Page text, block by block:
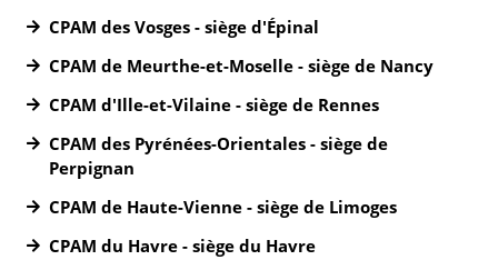
CPAM des Vosges - siège d'Épinal
CPAM de Meurthe-et-Moselle - siège de Nancy
CPAM d'Ille-et-Vilaine - siège de Rennes
CPAM des Pyrénées-Orientales - siège de
Perpignan
CPAM de Haute-Vienne - siège de Limoges
CPAM du Havre - siège du Havre